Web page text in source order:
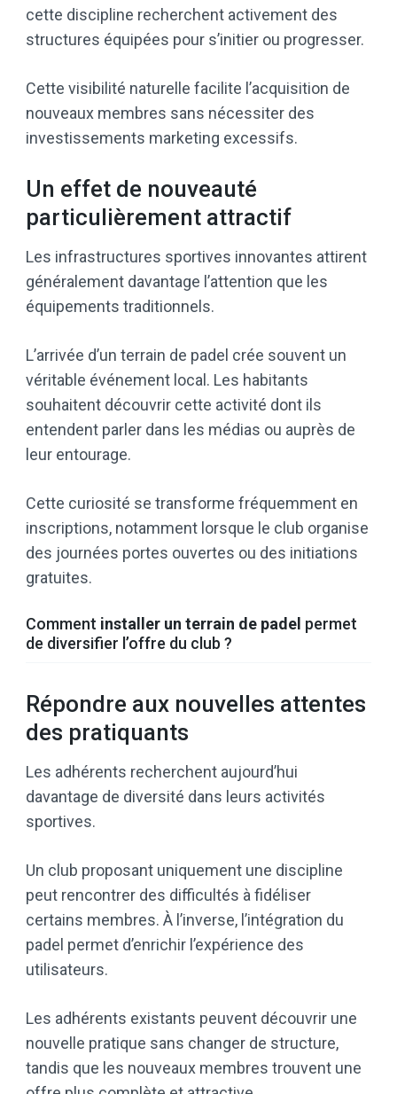
cette discipline recherchent activement des
structures équipées pour s’initier ou progresser.
Cette visibilité naturelle facilite l’acquisition de
nouveaux membres sans nécessiter des
investissements marketing excessifs.
Un effet de nouveauté
particulièrement attractif
Les infrastructures sportives innovantes attirent
généralement davantage l’attention que les
équipements traditionnels.
L’arrivée d’un terrain de padel crée souvent un
véritable événement local. Les habitants
souhaitent découvrir cette activité dont ils
entendent parler dans les médias ou auprès de
leur entourage.
Cette curiosité se transforme fréquemment en
inscriptions, notamment lorsque le club organise
des journées portes ouvertes ou des initiations
gratuites.
Comment installer un terrain de padel permet
de diversifier l’offre du club ?
Répondre aux nouvelles attentes
des pratiquants
Les adhérents recherchent aujourd’hui
davantage de diversité dans leurs activités
sportives.
Un club proposant uniquement une discipline
peut rencontrer des difficultés à fidéliser
certains membres. À l’inverse, l’intégration du
padel permet d’enrichir l’expérience des
utilisateurs.
Les adhérents existants peuvent découvrir une
nouvelle pratique sans changer de structure,
tandis que les nouveaux membres trouvent une